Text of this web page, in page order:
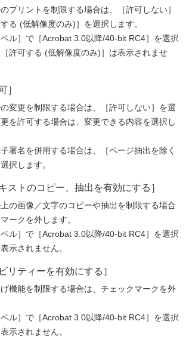
プリントを制限する場合は、［許可しない］
る (低解像度のみ)］を選択します。
ル］で［Acrobat 3.0以降/40-bit RC4］を選択
許可する (低解像度のみ)］は表示されませ
］
変更を制限する場合は、［許可しない］を選
を許可する場合は、変更できる内容を選択し
署名を併用する場合は、［ページ抽出を除く
択します。
ストのコピー、抽出を有効にする］
の画像／文字のコピーや抽出を制限する場合
ークを外します。
ル］で［Acrobat 3.0以降/40-bit RC4］を選択
示されません。
リティーを有効にする］
機能を制限する場合は、チェックマークを外
ル］で［Acrobat 3.0以降/40-bit RC4］を選択
示されません。